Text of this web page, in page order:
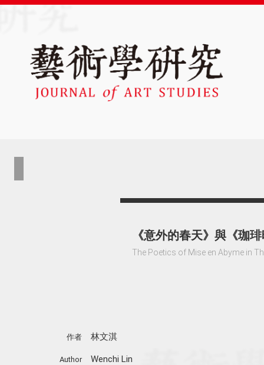
《意外的春天》與《珈
The Poetics of Mise en Abyme in
作者 林文淇
Author Wenchi Lin